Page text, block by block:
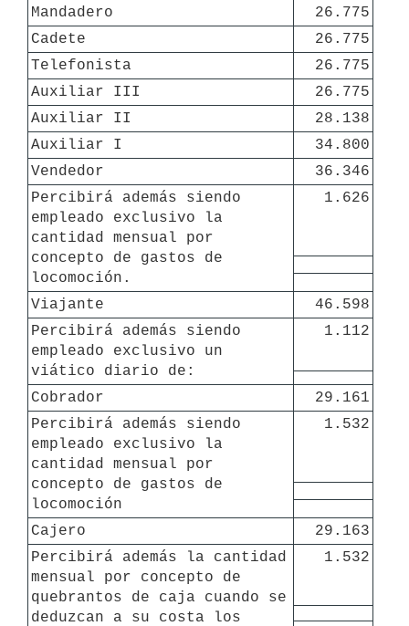
Mandadero
26.775
Cadete
26.775
Telefonista
26.775
Auxiliar III
26.775
Auxiliar II
28.138
Auxiliar I
34.800
Vendedor
36.346
Percibirá además siendo
empleado exclusivo la
cantidad mensual por
concepto de gastos de
locomoción.
1.626
Viajante
46.598
Percibirá además siendo
empleado exclusivo un
viático diario de:
1.112
Cobrador
29.161
Percibirá además siendo
empleado exclusivo la
cantidad mensual por
concepto de gastos de
locomoción
1.532
Cajero
29.163
Percibirá además la cantidad
mensual por concepto de
quebrantos de caja cuando se
deduzcan a su costa los
1.532